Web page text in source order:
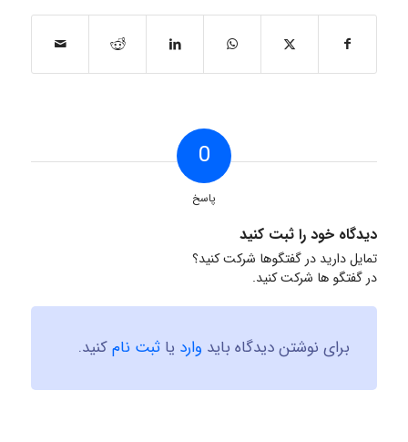
0
پاسخ
دیدگاه خود را ثبت کنید
تمایل دارید در گفتگوها شرکت کنید؟
در گفتگو ها شرکت کنید.
برای نوشتن دیدگاه باید وارد یا ثبت نامکنید.